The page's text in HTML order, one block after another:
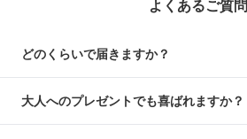
よくあるご質問
どのくらいで届きますか？
大人へのプレゼントでも喜ばれますか？